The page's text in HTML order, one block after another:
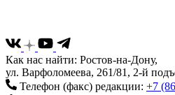
Как нас найти: Ростов-на-Дону,
ул. Варфоломеева, 261/81, 2-й
Телефон (факс) редакции: +7